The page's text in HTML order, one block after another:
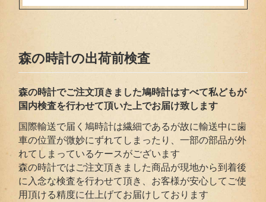
森の時計の出荷前検査
森の時計でご注文頂きました鳩時計はすべて私どもが
国内検査を行わせて頂いた上でお届け致します
国際輸送で届く鳩時計は繊細であるが故に輸送中に歯
車の位置が微妙にずれてしまったり、一部の部品が外
れてしまっているケースがございます
森の時計ではご注文頂きました商品が現地から到着後
に入念な検査を行わせて頂き、お客様が安心してご使
用頂ける精度に仕上げてお届けしております